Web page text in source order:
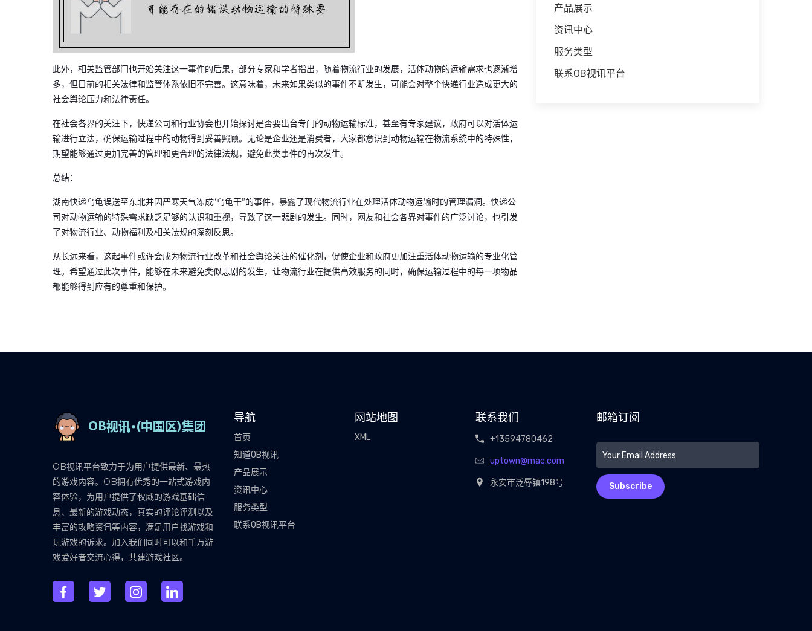
此外，相关监管部门也开始关注这一事件的后果，部分专家和学者指出，随着物流行业的发展，活体动物的运输需求也逐渐增
多，但目前的相关法律和监管体系依旧不完善。这意味着，未来如果类似的事件不断发生，可能会对整个快递行业造成更大的
社会舆论压力和法律责任。
在社会各界的关注下，快递公司和行业协会也开始探讨是否要出台专门的动物运输标准，甚至有专家建议，政府可以对活体运
输进行立法，确保运输过程中的动物得到妥善照顾。无论是企业还是消费者，大家都意识到动物运输在物流系统中的特殊性，
期望能够通过更加完善的管理和更合理的法律法规，避免此类事件的再次发生。
总结：
湖南快递乌龟误送至东北并因严寒天气冻成“乌龟干”的事件，暴露了现代物流行业在处理活体动物运输时的管理漏洞。快递公
司对动物运输的特殊需求缺乏足够的认识和重视，导致了这一悲剧的发生。同时，网友和社会各界对事件的广泛讨论，也引发
了对物流行业、动物福利及相关法规的深刻反思。
从长远来看，这起事件或许会成为物流行业改革和社会舆论关注的催化剂，促使企业和政府更加注重活体动物运输的专业化管
理。希望通过此次事件，能够在未来避免类似悲剧的发生，让物流行业在提供高效服务的同时，确保运输过程中的每一项物品
都能够得到应有的尊重和保护。
产品展示
资讯中心
服务类型
联系OB视讯平台
OB视讯平台致力于为用户提供最新、最热
的游戏内容。OB拥有优秀的一站式游戏内
容体验，为用户提供了权威的游戏基础信
息、最新的游戏动态，真实的评论评测以及
丰富的攻略资讯等内容，满足用户找游戏和
玩游戏的诉求。加入我们同时可以和千万游
戏爱好者交流心得，共建游戏社区。
导航
首页
知道OB视讯
产品展示
资讯中心
服务类型
联系OB视讯平台
网站地图
XML
联系我们
+13594780462
uptown@mac.com
永安市泛辱镇198号
邮箱订阅
Subscribe